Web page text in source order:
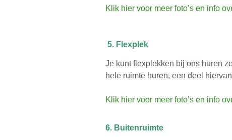
Klik hier voor meer foto’s en info
5. Flexplek
Je kunt flexplekken bij ons huren
hele ruimte huren, een deel
Klik hier voor meer foto’s en info
6. Buitenruimte